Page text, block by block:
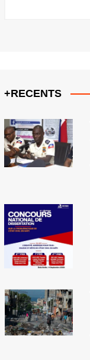
+RECENTS